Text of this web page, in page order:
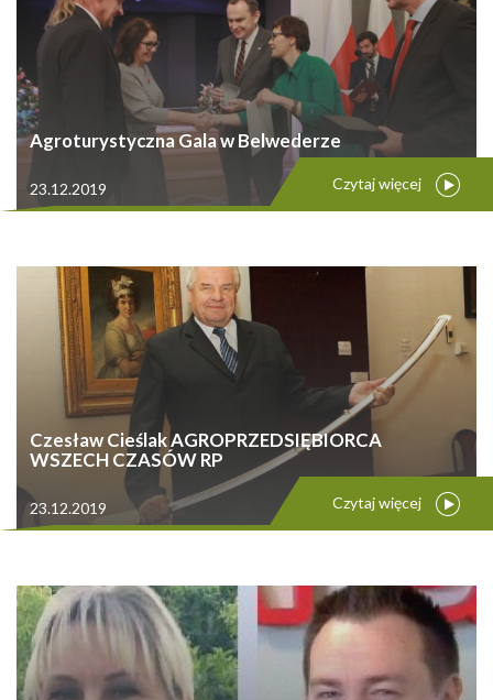
Agroturystyczna Gala w Belwederze
23.12.2019 Czytaj więcej
Czesław Cieślak AGROPRZEDSIĘBIORCA
WSZECH CZASÓW RP
23.12.2019 Czytaj więcej